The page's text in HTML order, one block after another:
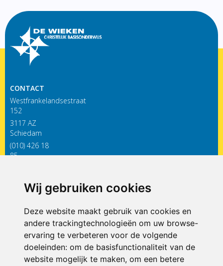
Wij gebruiken cookies
Deze website maakt gebruik van cookies en
andere trackingtechnologieën om uw browse-
ervaring te verbeteren voor de volgende
doeleinden: om de basisfunctionaliteit van de
website mogelijk te maken, om een betere
CONTACT
Westfrankelandsestraat
152
3117 AZ
Schiedam
(010) 426 18
85
ONDERDEEL VAN